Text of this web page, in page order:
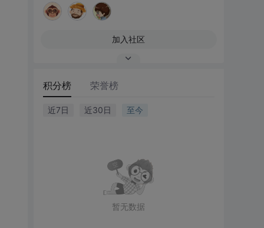
加入社区
积分榜 荣誉榜
近7日 近30日 至今
暂无数据